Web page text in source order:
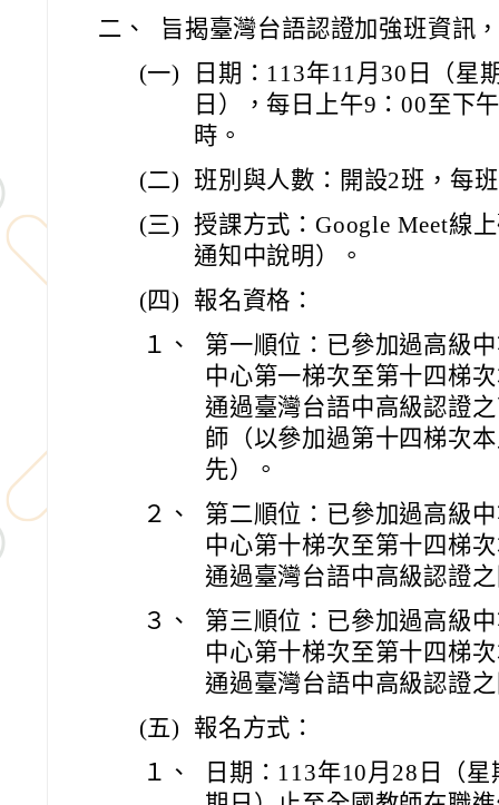
二、
旨揭臺灣台語認證加強班資訊
(一)
日期：113年11月30日（星
日），每日上午9：00至下
時。
(二) 班別與人數：開設2班，每
(三) 授課方式：Google Meet線
通知中說明）。
(四)
報名資格：
１、
第一順位：已參加過高級
中心第一梯次至第十四梯
通過臺灣台語中高級認證
師（以參加過第十四梯次
先）。
２、
第二順位：已參加過高級
中心第十梯次至第十四梯
通過臺灣台語中高級認證
３、
第三順位：已參加過高級
中心第十梯次至第十四梯
通過臺灣台語中高級認證
(五)
報名方式：
１、
日期：113年10月28日（